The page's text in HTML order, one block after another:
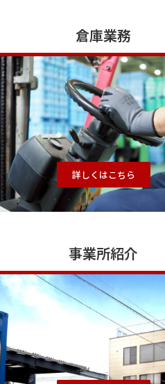
倉庫業務
詳しくはこちら
事業所紹介